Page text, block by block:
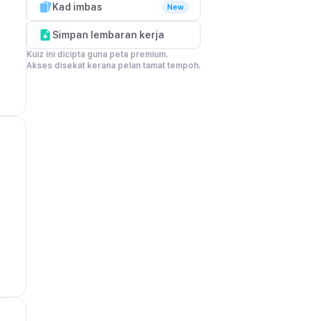
Kad imbas New
Simpan lembaran kerja
Kuiz ini dicipta guna peta premium.
Akses disekat kerana pelan tamat tempoh.